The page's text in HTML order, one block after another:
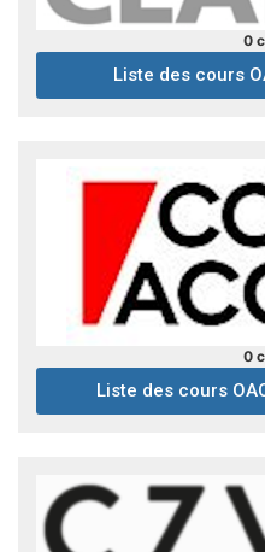
0
Liste des cours
0
Liste des cours